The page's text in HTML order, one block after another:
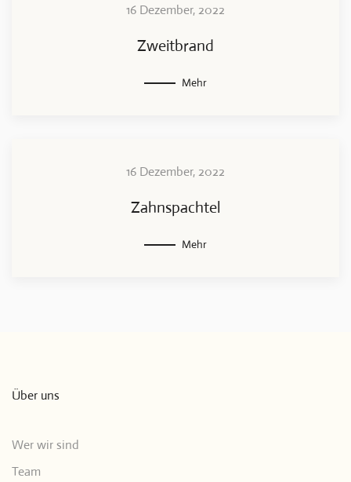
16 Dezember, 2022
Zweitbrand
Mehr
16 Dezember, 2022
Zahnspachtel
Mehr
Über uns
Wer wir sind
Team